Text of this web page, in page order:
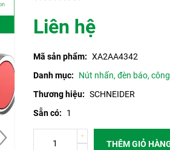
Liên hệ
Mã sản phẩm: XA2AA4342
Danh mục:
Nút nhấn, đèn báo,
Thương hiệu: SCHNEIDER
Sẵn có:
1
THÊM GIỎ